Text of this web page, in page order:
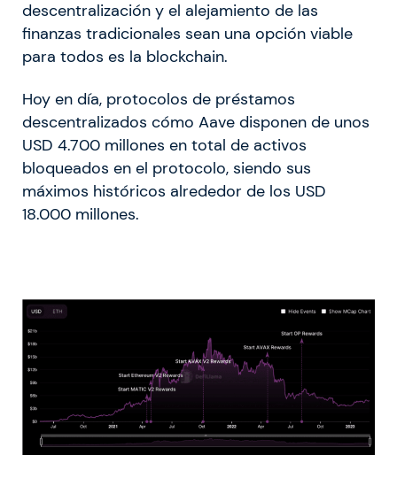
descentralización y el alejamiento de las
finanzas tradicionales sean una opción viable
para todos es la blockchain.
Hoy en día, protocolos de préstamos
descentralizados cómo Aave disponen de unos
USD 4.700 millones en total de activos
bloqueados en el protocolo, siendo sus
máximos históricos alrededor de los USD
18.000 millones.